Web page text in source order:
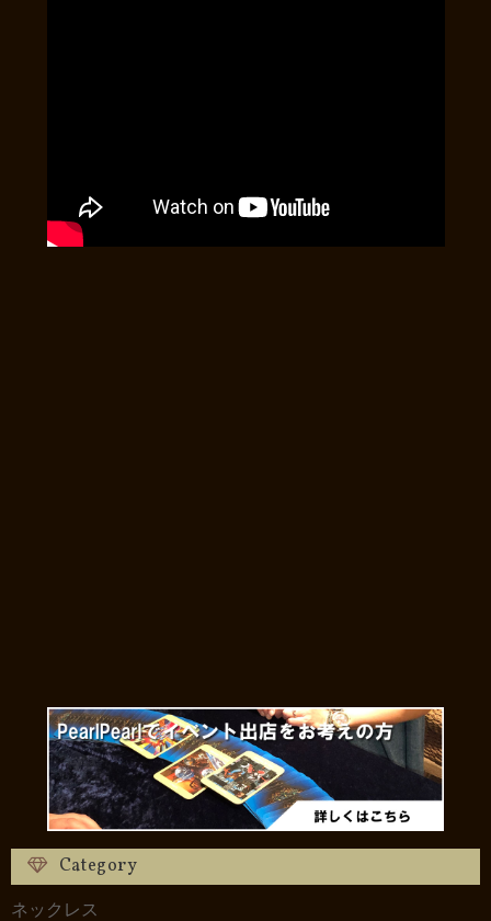
Category
ネックレス